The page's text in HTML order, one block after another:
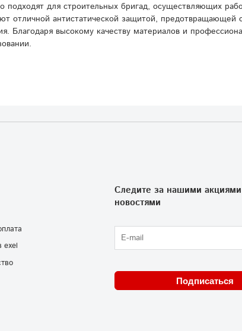
подходят для строительных бригад, осуществляющих
отличной антистатической защитой, предотвращающей
Благодаря высокому качеству материалов и
exel
Следите за нашими
новостями
Подписаться